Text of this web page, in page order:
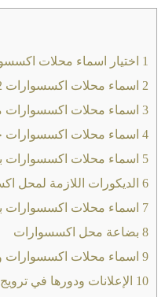
1 اختيار اسماء محلات
2 اسماء محلات اكسسوارات 2022
3اسماء محلات اكسسوارات
4اسماء محلات اكسسوارات
5 اسماء محلات اكسسوارات
6الديكورات اللازمة لمحل
7 اسماء محلات اكسسوارات
8بضاعة محل اكسسوارات
9اسماء محلات
10 الإعلانات ودورها في